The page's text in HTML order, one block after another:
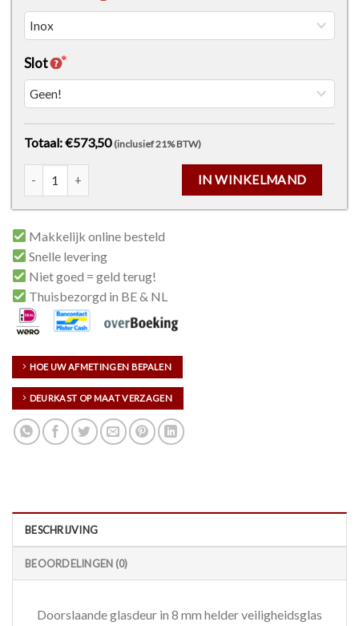
Slot
Totaal: €573,50 (inclusief 21% BTW)
IN WINKELMAND
Vetro C004 Helder Veiligheidsglas met Midden Lijnen aantal
Makkelijk online besteld
Snelle levering
Niet goed = geld terug!
Thuisbezorgd in BE & NL
HOE UW AFMETINGEN BEPALEN
DEURKAST OP MAAT VERZAGEN
BESCHRIJVING
BEOORDELINGEN (0)
Doorslaande glasdeur in 8 mm helder veiligheidsglas